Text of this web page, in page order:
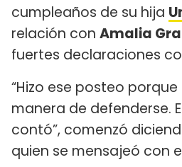
cumpleaños de su hija
relación con Amalia
fuertes declaraciones
“Hizo ese posteo
manera de defenderse.
contó”, comenzó
quien se mensajeó con